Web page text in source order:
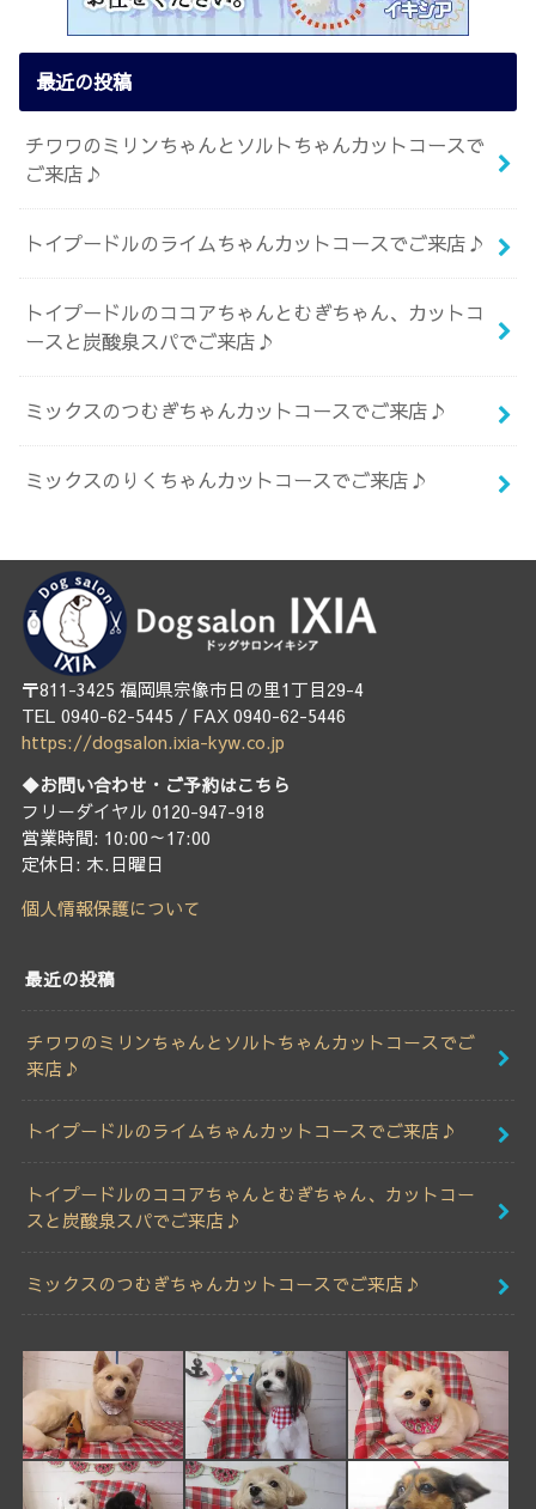
最近の投稿
チワワのミリンちゃんとソルトちゃんカットコースで
ご来店♪
トイプードルのライムちゃんカットコースでご来店♪
トイプードルのココアちゃんとむぎちゃん、カットコ
ースと炭酸泉スパでご来店♪
ミックスのつむぎちゃんカットコースでご来店♪
ミックスのりくちゃんカットコースでご来店♪
〒811-3425 福岡県宗像市日の里1丁目29-4
TEL 0940-62-5445 / FAX 0940-62-5446
https://dogsalon.ixia-kyw.co.jp
◆お問い合わせ・ご予約はこちら
フリーダイヤル 0120-947-918
営業時間: 10:00～17:00
定休日: 木.日曜日
個人情報保護について
最近の投稿
チワワのミリンちゃんとソルトちゃんカットコースでご
来店♪
トイプードルのライムちゃんカットコースでご来店♪
トイプードルのココアちゃんとむぎちゃん、カットコー
スと炭酸泉スパでご来店♪
ミックスのつむぎちゃんカットコースでご来店♪